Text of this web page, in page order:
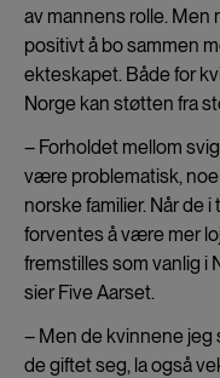
av mannens rolle. Men
positivt å bo sammen
ekteskapet. Både for
Norge kan støtten fra
– Forholdet mellom
være problematisk,
norske familier. Når de
forventes å være mer
fremstilles som vanlig i
sier Five Aarset.
– Men de kvinnene jeg
de giftet seg, la også